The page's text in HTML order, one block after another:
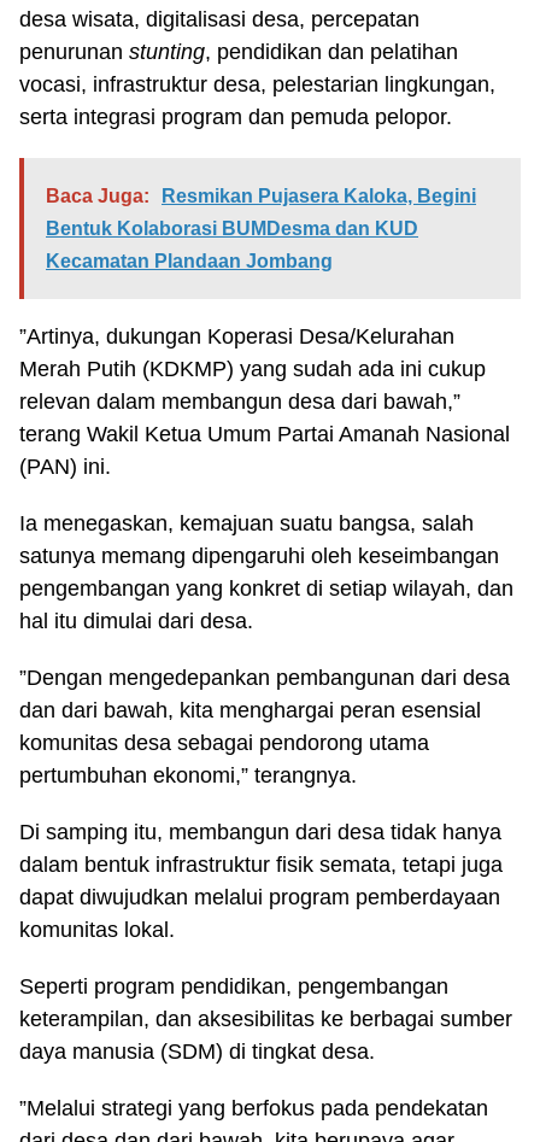
desa wisata, digitalisasi desa, percepatan
penurunan stunting, pendidikan dan pelatihan
vocasi, infrastruktur desa, pelestarian lingkungan,
serta integrasi program dan pemuda pelopor.
Baca Juga:
Resmikan Pujasera Kaloka, Begini
Bentuk Kolaborasi BUMDesma dan KUD
Kecamatan Plandaan Jombang
”Artinya, dukungan Koperasi Desa/Kelurahan
Merah Putih (KDKMP) yang sudah ada ini cukup
relevan dalam membangun desa dari bawah,”
terang Wakil Ketua Umum Partai Amanah Nasional
(PAN) ini.
Ia menegaskan, kemajuan suatu bangsa, salah
satunya memang dipengaruhi oleh keseimbangan
pengembangan yang konkret di setiap wilayah, dan
hal itu dimulai dari desa.
”Dengan mengedepankan pembangunan dari desa
dan dari bawah, kita menghargai peran esensial
komunitas desa sebagai pendorong utama
pertumbuhan ekonomi,” terangnya.
Di samping itu, membangun dari desa tidak hanya
dalam bentuk infrastruktur fisik semata, tetapi juga
dapat diwujudkan melalui program pemberdayaan
komunitas lokal.
Seperti program pendidikan, pengembangan
keterampilan, dan aksesibilitas ke berbagai sumber
daya manusia (SDM) di tingkat desa.
”Melalui strategi yang berfokus pada pendekatan